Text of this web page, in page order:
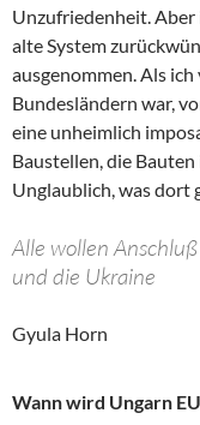
Unzufriedenheit. Aber
alte System
ausgenommen. Als
Bundesländern war,
eine unheimlich
Baustellen, die
Unglaublich, was dort
Alle wollen
und die Ukraine
Gyula Horn
Wann wird Ungarn